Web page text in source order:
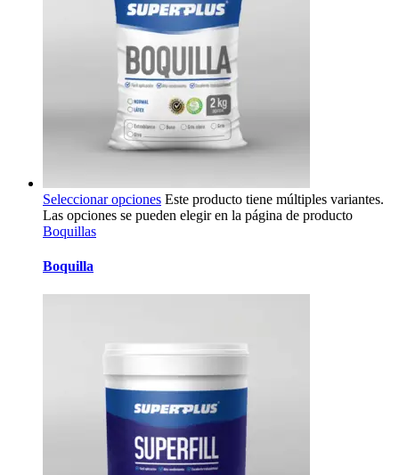
Seleccionar opciones Este producto tiene múltiples variantes.
Las opciones se pueden elegir en la página de producto
Boquillas
Boquilla